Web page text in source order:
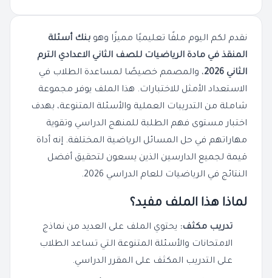
نقدم لكم اليوم ملفًا تعليميًا مميزًا وهو بنك أسئلة
المنقذ في مادة الرياضيات للصف الثاني الاعدادي الترم
الثاني 2026
، والمصمم خصيصًا لمساعدة الطلاب في
الاستعداد الأمثل للاختبارات. هذا الملف يوفر مجموعة
شاملة من التدريبات العملية والأسئلة المتنوعة، بهدف
اختبار مستوى فهم الطلبة للمنهج الدراسي وتقوية
مهاراتهم في حل المسائل الرياضية المختلفة. إنه أداة
قيمة لجميع الدارسين الذين يسعون لتحقيق أفضل
النتائج في الرياضيات للعام الدراسي 2026.
لماذا هذا الملف مفيد؟
تدريب مكثف: يحتوي الملف على العديد من نماذج
الامتحانات والأسئلة المتنوعة التي تساعد الطلاب
على التدريب المكثف على المقرر الدراسي.